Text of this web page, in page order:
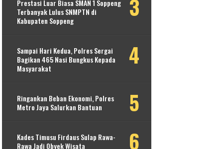
Prestasi Luar Biasa SMAN 1 Soppeng
Terbanyak Lulus SNMPTN di
Kabupaten Soppeng
Sampai Hari Kedua, Polres Sergai
Bagikan 465 Nasi Bungkus Kepada
Masyarakat
Ringankan Beban Ekonomi, Polres
Metro Jaya Salurkan Bantuan
Kades Timusu Firdaus Sulap Rawa-
Rawa Jadi Obyek Wisata